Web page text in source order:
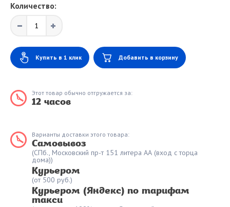
Количество:
Купить в 1 клик Добавить в корзину
Этот товар обычно отгружается за:
12 часов
Варианты доставки этого товара:
Самовывоз
(СПб., Московский пр-т 151 литера АА (вход с торца
дома))
Курьером
(от 500 руб.)
Курьером (Яндекс) по тарифам
такси